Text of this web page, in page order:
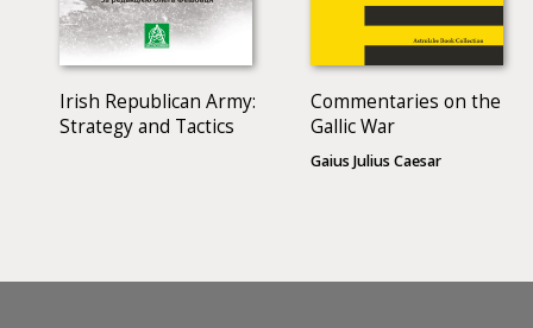
Irish Republican Army:
Strategy and Tactics
Commentaries on the
Gallic War
Gaius Julius Caesar